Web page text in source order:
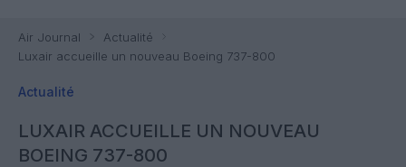
Air Journal
Actualité
Luxair accueille un nouveau Boeing 737-800
Actualité
LUXAIR ACCUEILLE UN NOUVEAU
BOEING 737-800